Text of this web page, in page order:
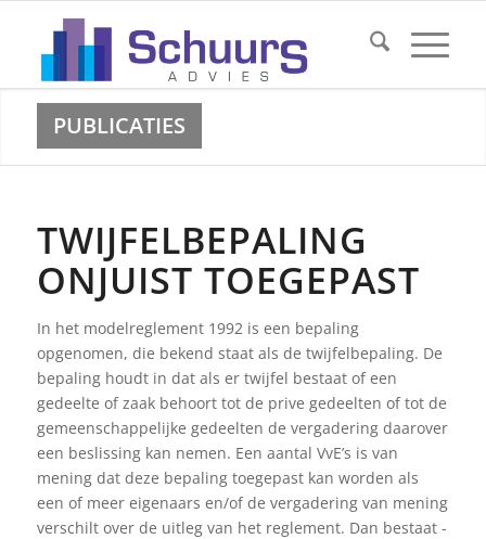
PUBLICATIES
TWIJFELBEPALING
ONJUIST TOEGEPAST
In het modelreglement 1992 is een bepaling
opgenomen, die bekend staat als de twijfelbepaling. De
bepaling houdt in dat als er twijfel bestaat of een
gedeelte of zaak behoort tot de prive gedeelten of tot de
gemeenschappelijke gedeelten de vergadering daarover
een beslissing kan nemen. Een aantal VvE’s is van
mening dat deze bepaling toegepast kan worden als
een of meer eigenaars en/of de vergadering van mening
verschilt over de uitleg van het reglement. Dan bestaat -